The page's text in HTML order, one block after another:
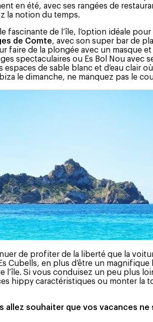
en été, avec ses rangées de
la notion du temps.
fascinante de l’île, l’option idéale
de Comte, avec son super bar de
faire de la plongée avec un masque
spectaculaires ou Es Bol Nou
espaces de sable blanc et d’eau
le dimanche, ne manquez pas le
de profiter de la liberté que la
Cubells, en plus d’être un
l’île. Si vous conduisez un peu plus
hippy caractéristiques ou monter la
allez souhaiter que vos vacances ne